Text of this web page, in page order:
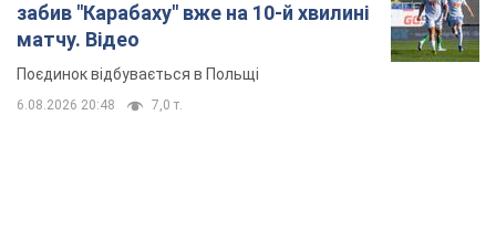
забив "Карабаху" вже на 10-й хвилині
матчу. Відео
Поєдинок відбувається в Польщі
6.08.2026 20:48 7,0 т.